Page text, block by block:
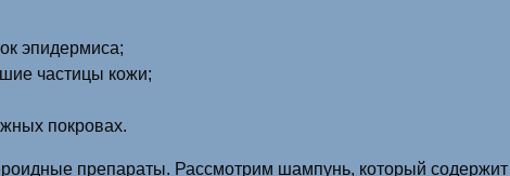
эпидермиса;
частицы кожи;
покровах.
препараты. Рассмотрим шампунь, который содержит